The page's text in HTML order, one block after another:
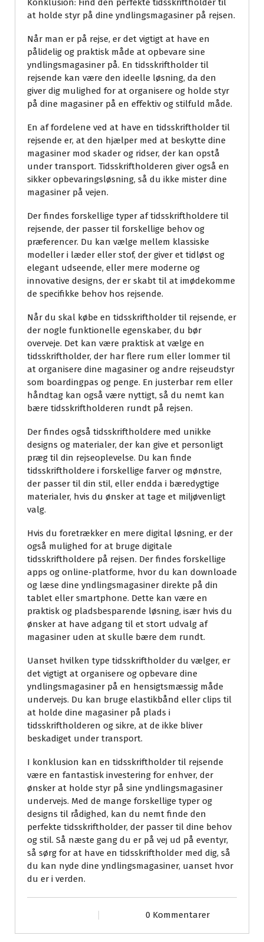
Konklusion: Find den perfekte tidsskriftholder til
at holde styr på dine yndlingsmagasiner på rejsen.
Når man er på rejse, er det vigtigt at have en
pålidelig og praktisk måde at opbevare sine
yndlingsmagasiner på. En tidsskriftholder til
rejsende kan være den ideelle løsning, da den
giver dig mulighed for at organisere og holde styr
på dine magasiner på en effektiv og stilfuld måde.
En af fordelene ved at have en tidsskriftholder til
rejsende er, at den hjælper med at beskytte dine
magasiner mod skader og ridser, der kan opstå
under transport. Tidsskriftholderen giver også en
sikker opbevaringsløsning, så du ikke mister dine
magasiner på vejen.
Der findes forskellige typer af tidsskriftholdere til
rejsende, der passer til forskellige behov og
præferencer. Du kan vælge mellem klassiske
modeller i læder eller stof, der giver et tidløst og
elegant udseende, eller mere moderne og
innovative designs, der er skabt til at imødekomme
de specifikke behov hos rejsende.
Når du skal købe en tidsskriftholder til rejsende, er
der nogle funktionelle egenskaber, du bør
overveje. Det kan være praktisk at vælge en
tidsskriftholder, der har flere rum eller lommer til
at organisere dine magasiner og andre rejseudstyr
som boardingpas og penge. En justerbar rem eller
håndtag kan også være nyttigt, så du nemt kan
bære tidsskriftholderen rundt på rejsen.
Der findes også tidsskriftholdere med unikke
designs og materialer, der kan give et personligt
præg til din rejseoplevelse. Du kan finde
tidsskriftholdere i forskellige farver og mønstre,
der passer til din stil, eller endda i bæredygtige
materialer, hvis du ønsker at tage et miljøvenligt
valg.
Hvis du foretrækker en mere digital løsning, er der
også mulighed for at bruge digitale
tidsskriftholdere på rejsen. Der findes forskellige
apps og online-platforme, hvor du kan downloade
og læse dine yndlingsmagasiner direkte på din
tablet eller smartphone. Dette kan være en
praktisk og pladsbesparende løsning, især hvis du
ønsker at have adgang til et stort udvalg af
magasiner uden at skulle bære dem rundt.
Uanset hvilken type tidsskriftholder du vælger, er
det vigtigt at organisere og opbevare dine
yndlingsmagasiner på en hensigtsmæssig måde
undervejs. Du kan bruge elastikbånd eller clips til
at holde dine magasiner på plads i
tidsskriftholderen og sikre, at de ikke bliver
beskadiget under transport.
I konklusion kan en tidsskriftholder til rejsende
være en fantastisk investering for enhver, der
ønsker at holde styr på sine yndlingsmagasiner
undervejs. Med de mange forskellige typer og
designs til rådighed, kan du nemt finde den
perfekte tidsskriftholder, der passer til dine behov
og stil. Så næste gang du er på vej ud på eventyr,
så sørg for at have en tidsskriftholder med dig, så
du kan nyde dine yndlingsmagasiner, uanset hvor
du er i verden.
0 Kommentarer